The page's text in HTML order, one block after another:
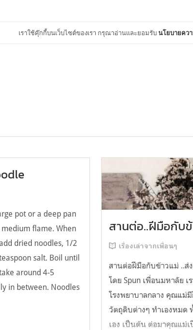
เราใช้คุ๊กกี้บนเว็บไซต์ของเรา กรุณาอ่านและยอมรับนโยบายคว
pot or a deep pan
flame. When
dried noodles, 1/2
salt. Boil until
around 4-5
in between. Noodles
สานต่อ..ฝีมือกับ
เรื่องเล่าจากเพื่อนๆ
สานต่อฝีมือกับข้าวแม่ ..ส่
โดย Spun เพื่อนมหาลัย
โรงพยาบาลกลาง คุณแม่
วัตถุดิบต่างๆ ทำเองหมด
เอง เป็นต้น ต่อมาคุณแม่เ